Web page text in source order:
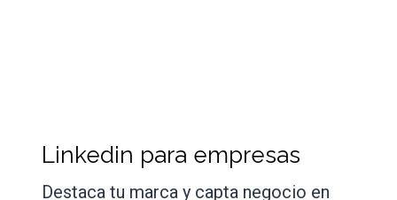
Linkedin para empresas
Destaca tu marca y capta negocio en